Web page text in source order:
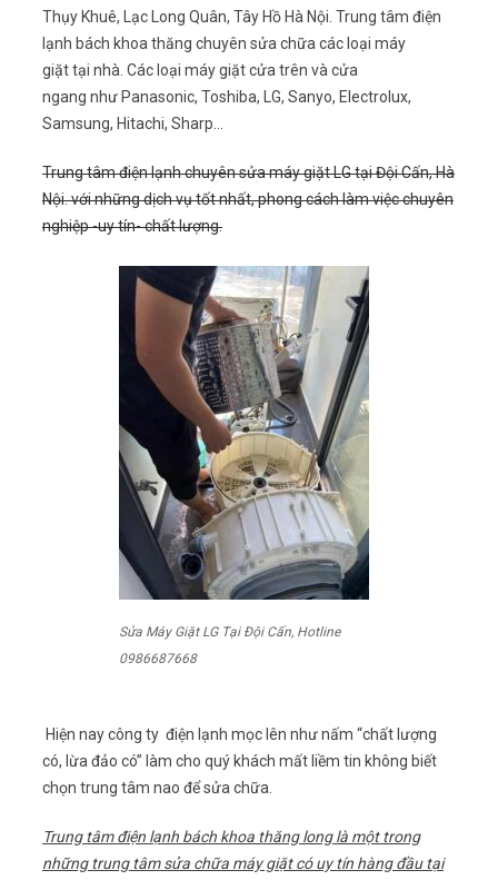
Thụy Khuê, Lạc Long Quân, Tây Hồ Hà Nội. Trung tâm điện
lạnh bách khoa thăng chuyên sửa chữa các loại máy
giặt tại nhà. Các loại máy giặt cửa trên và cửa
ngang như Panasonic, Toshiba, LG, Sanyo, Electrolux,
Samsung, Hitachi, Sharp…
Trung tâm điện lạnh chuyên sửa máy giặt LG tại Đội Cấn, Hà
Nội. với những dịch vụ tốt nhất, phong cách làm việc chuyên
nghiệp -uy tín- chất lượng.
Sửa Máy Giặt LG Tại Đội Cấn, Hotline
0986687668
Hiện nay công ty điện lạnh mọc lên như nấm “chất lượng
có, lừa đảo có” làm cho quý khách mất liềm tin không biết
chọn trung tâm nao để sửa chữa.
Trung tâm điện lạnh bách khoa thăng long là một trong
những trung tâm sửa chữa máy giặt có uy tín hàng đầu tại